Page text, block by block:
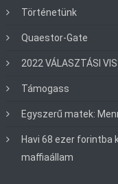
Történetünk
Quaestor-Gate
2022 VÁLASZTÁSI
Támogass
Egyszerű matek:
Havi 68 ezer forintba
maffiaállam